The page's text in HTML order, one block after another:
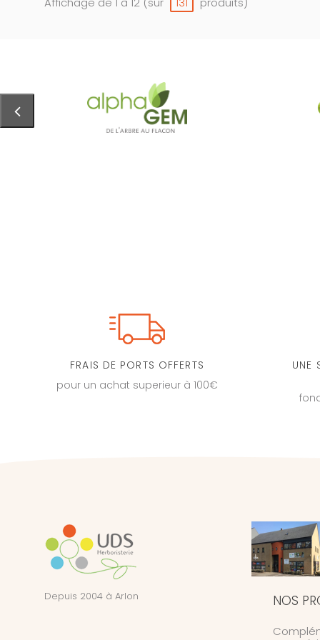
FRAIS DE PORTS OFFERTS
pour un achat superieur à 100€
UNE
Depuis 2004 à Arlon NOS